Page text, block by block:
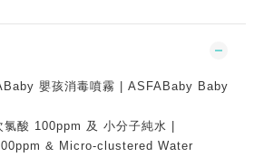
嬰孩消毒噴霧 | ASFABaby Baby
氯酸 100ppm 及 小分子純水 |
& Micro-clustered Water